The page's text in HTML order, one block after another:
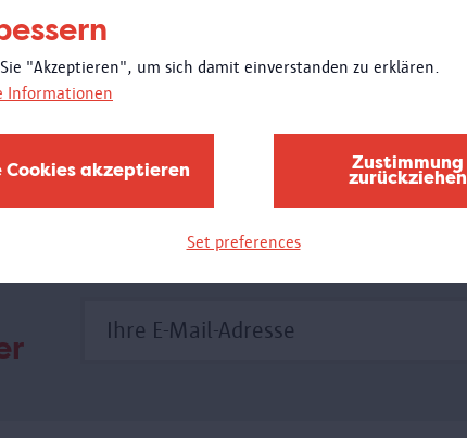
"Akzeptieren", um sich damit einverstanden zu erklären.
Informationen
Cookies akzeptieren Zustimmung
zurückziehen
Set preferences
Vleeshuis zum MAS